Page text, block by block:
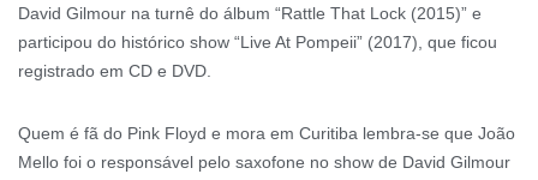
David Gilmour na turnê do álbum “Rattle That Lock (2015)” e
participou do histórico show “Live At Pompeii” (2017), que ficou
registrado em CD e DVD.
Quem é fã do Pink Floyd e mora em Curitiba lembra-se que João
Mello foi o responsável pelo saxofone no show de David Gilmour